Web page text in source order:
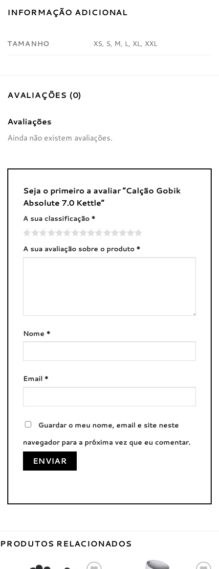
INFORMAÇÃO ADICIONAL
TAMANHO XS, S, M, L, XL, XXL
AVALIAÇÕES (0)
Avaliações
Ainda não existem avaliações.
Seja o primeiro a avaliar “Calção Gobik
Absolute 7.0 Kettle”
A sua classificação *
A sua avaliação sobre o produto *
Nome *
Email *
Guardar o meu nome, email e site neste
navegador para a próxima vez que eu comentar.
PRODUTOS RELACIONADOS